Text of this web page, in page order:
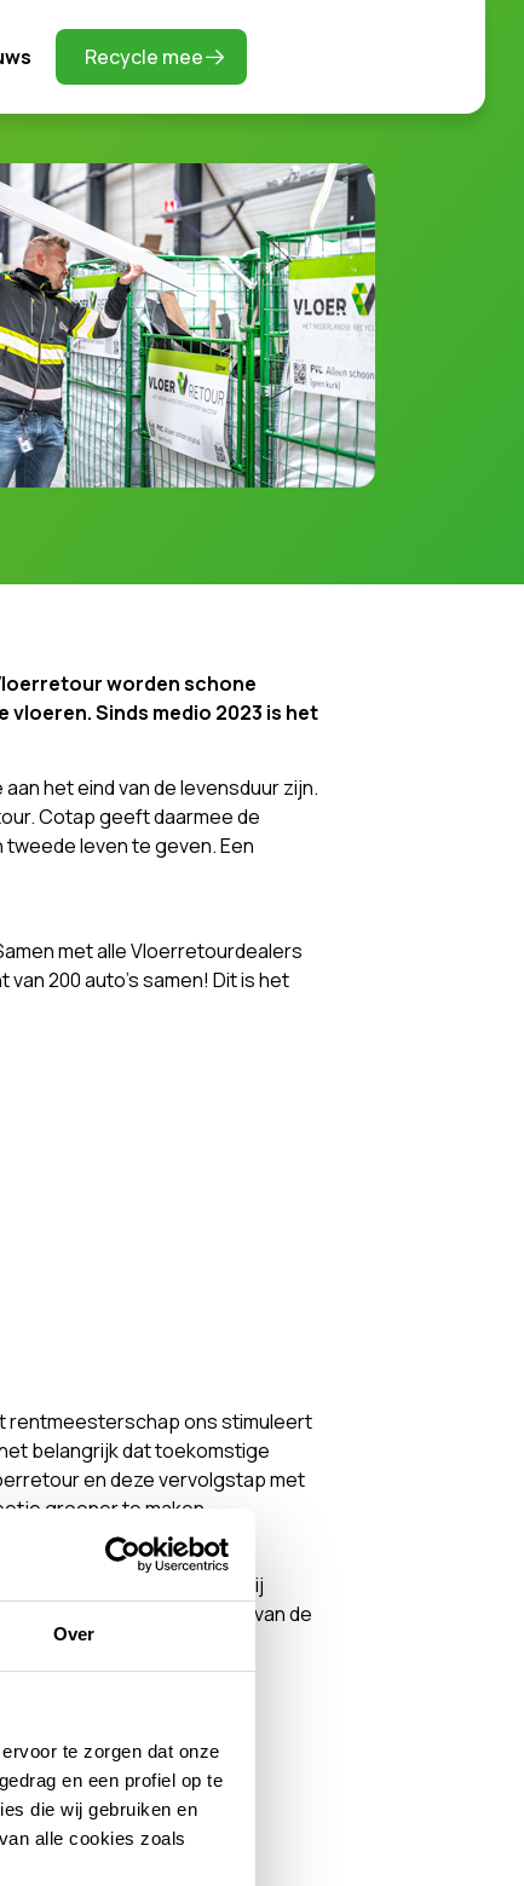
Over
te zorgen dat onze
en een profiel op te
die wij gebruiken en
alle cookies zoals
Recycle mee
worden schone
vloeren.Sinds medio 2023 is het
het eind van de levensduur zijn.
Cotap geeft daarmee de
leven te geven. Een
met alle Vloerretourdealers
200 auto’s samen! Dit is het
rentmeesterschap ons stimuleert
belangrijk dat toekomstige
en deze vervolgstap met
groener te maken.
de eerste stap wordt bij
dat de vloer aan het einde van de